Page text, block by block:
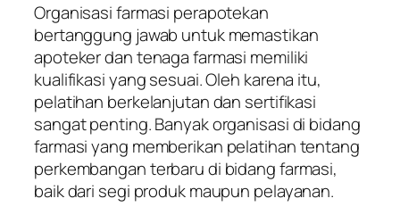
Organisasi farmasi perapotekan
bertanggung jawab untuk memastikan
apoteker dan tenaga farmasi memiliki
kualifikasi yang sesuai. Oleh karena itu,
pelatihan berkelanjutan dan sertifikasi
sangat penting. Banyak organisasi di bidang
farmasi yang memberikan pelatihan tentang
perkembangan terbaru di bidang farmasi,
baik dari segi produk maupun pelayanan.